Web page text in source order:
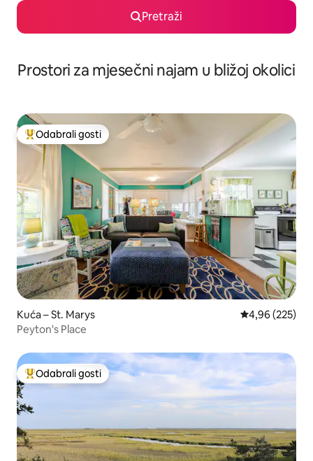
Pretraži
Prostori za mjesečni najam u bližoj okolici
Među najviše rangiranima s oznakom „Odabrali gosti”
Odabrali gosti
Kuća – St. Marys Prosječna
4,96 (225)
Peyton's Place
Među najviše rangiranima s oznakom „Odabrali gosti”
Odabrali gosti